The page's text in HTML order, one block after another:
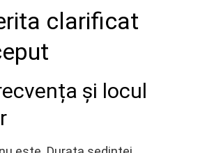
clarificat
și locul